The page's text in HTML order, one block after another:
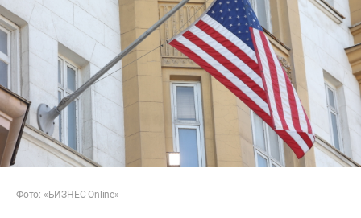
Фото: «БИЗНЕС Online»